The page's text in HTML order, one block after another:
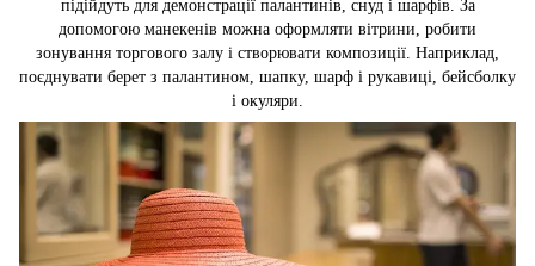
підійдуть для демонстрації палантинів, снуд і шарфів. За
допомогою манекенів можна оформляти вітрини, робити
зонування торгового залу і створювати композиції. Наприклад,
поєднувати берет з палантином, шапку, шарф і рукавиці, бейсболку
і окуляри.